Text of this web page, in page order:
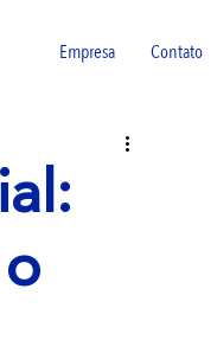
Empresa Contato